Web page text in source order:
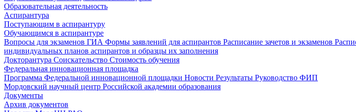
Образовательная деятельность
Аспирантура
Поступающим в аспирантуру
Обучающимся в аспирантуре
Вопросы для экзаменов ГИА Формы заявлений для аспирантов Расписание зачетов и экзаменов
индивидуальных планов аспирантов и образцы их заполнения
Докторантура Соискательство Стоимость обучения
Федеральная инновационная площадка
Программа Федеральной инновационной площадки Новости Результаты Руководство ФИП
Мордовский научный центр Российской академии образования
Документы
Архив документов